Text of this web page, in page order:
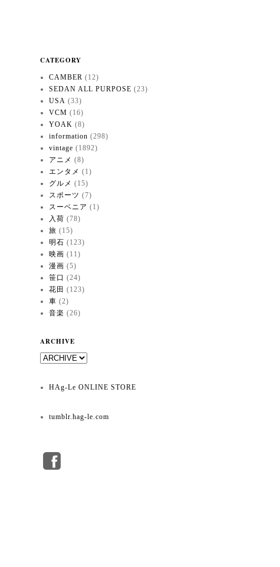
CATEGORY
CAMBER (12)
SEDAN ALL PURPOSE (23)
USA (33)
VCM (16)
YOAK (8)
information (298)
vintage (1892)
アニメ (8)
エンタメ (1)
グルメ (15)
スポーツ (7)
スーベニア (1)
入荷 (78)
旅 (15)
明石 (123)
映画 (11)
漫画 (5)
笹口 (24)
花田 (123)
車 (2)
音楽 (26)
ARCHIVE
HAg-Le ONLINE STORE
tumblr.hag-le.com